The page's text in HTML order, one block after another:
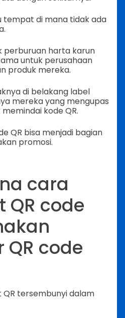
tempat di mana tidak ada
perburuan harta karun
untuk perusahaan
produk mereka.
di belakang label
mereka yang mengupas
kode QR.
QR bisa menjadi bagian
promosi.
cara
code
code
tersembunyi dalam